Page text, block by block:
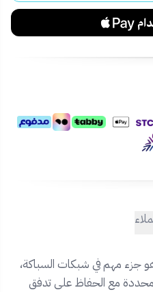
جزء مهم في شبكات السباكة،
محددة مع الحفاظ على تدفق